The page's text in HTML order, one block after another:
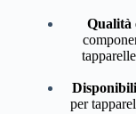
Qualità
per